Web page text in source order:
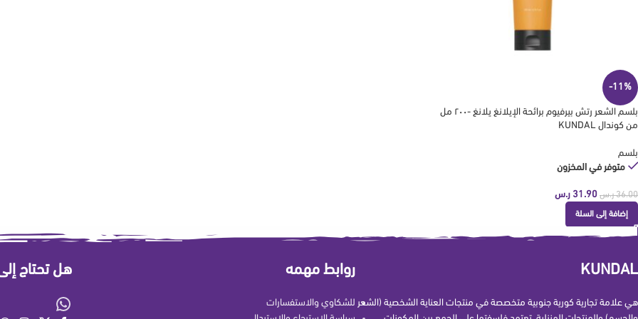
-11%
بلسم الشعر رتش بيرفيوم برائحة الإيلانغ يلانغ -٢٠٠ مل
من كوندال KUNDAL
بلسم
متوفر في المخزون
36.00 ر.س 31.90 ر.س
إضافة إلى السلة
KUNDAL
هي علامة تجارية كورية جنوبية متخصصة في منتجات العناية الشخصية (الشعر
روابط مهمه
للشكاوي والاستفسارات
هل تحتاج